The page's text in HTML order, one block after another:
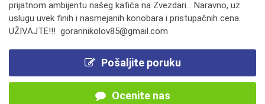
prijatnom ambijentu našeg kafića na Zvezdari... Naravno, uz
uslugu uvek finih i nasmejanih konobara i pristupačnih cena.
UŽIVAJTE!!! gorannikolov85@gmail.com
Pošaljite poruku
Ocenite nas